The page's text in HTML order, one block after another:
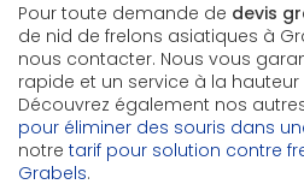
Pour toute demande de devis
de nid de frelons asiatiques à
nous contacter. Nous vous
rapide et un service à la
Découvrez également nos
pour éliminer des souris dans
notre tarif pour solution contre
Grabels.